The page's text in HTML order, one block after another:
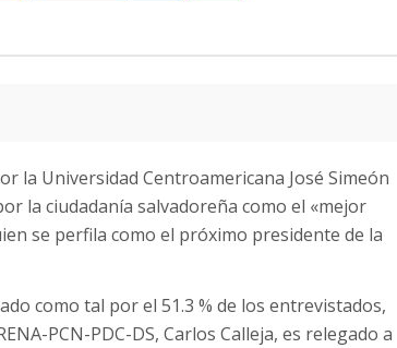
la Universidad Centroamericana José Simeón
la ciudadanía salvadoreña como el «mejor
se perfila como el próximo presidente de la
como tal por el 51.3 % de los entrevistados,
PCN-PDC-DS, Carlos Calleja, es relegado a